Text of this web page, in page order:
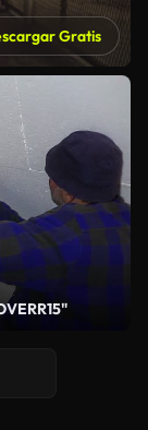
Gratis